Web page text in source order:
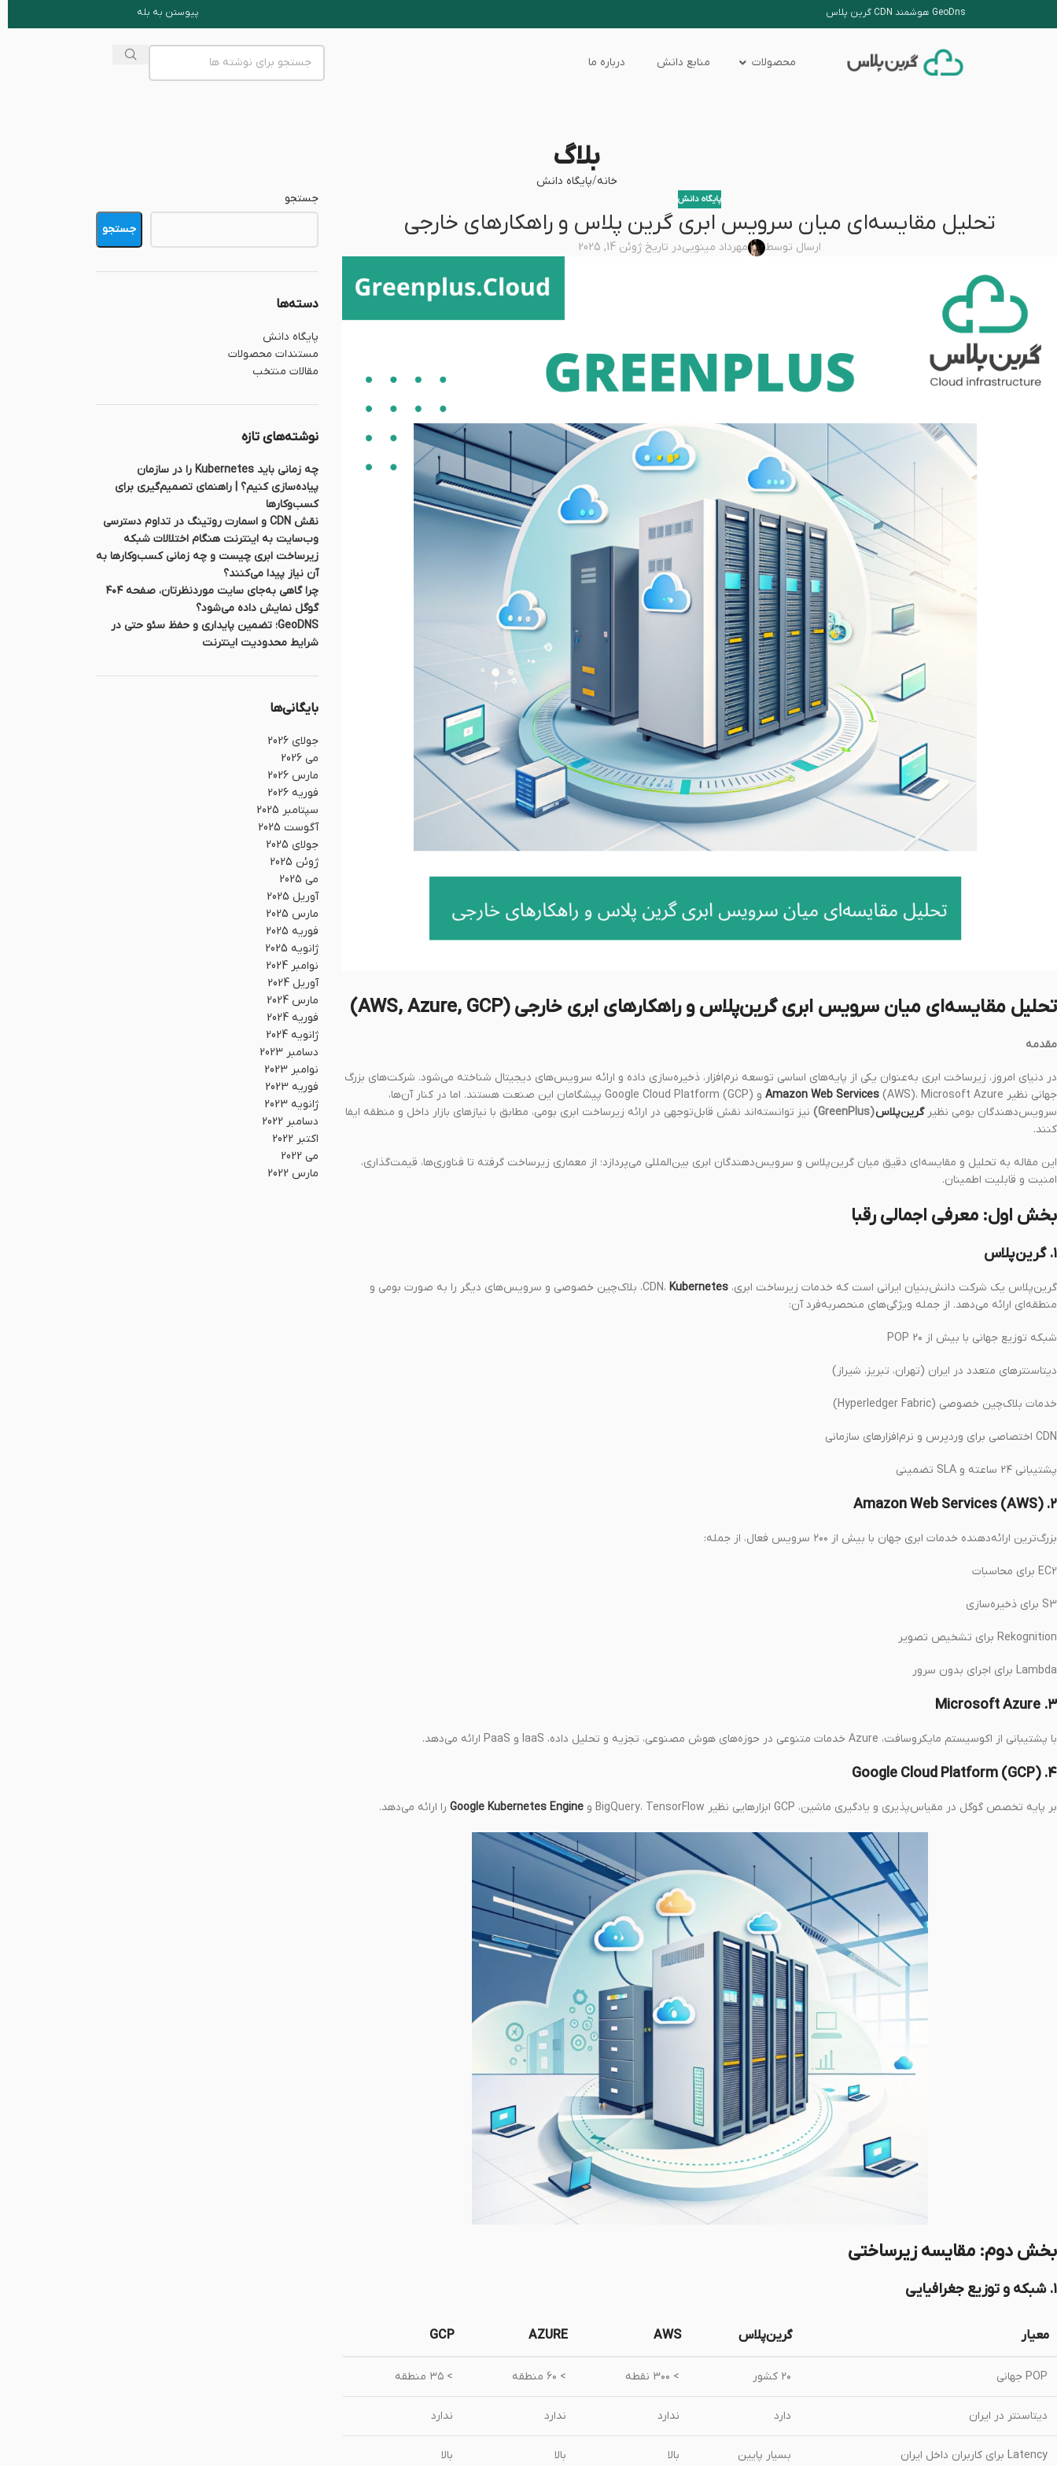
GeoDns هوشمند CDN گرین پلاس پیوستن به بله
محصولات منابع دانش درباره ما
بلاگ
خانه پایگاه دانش
پایگاه دانش
تحلیل مقایسه‌ای میان سرویس ابری گرین پلاس و راهکارهای خارجی
ارسال توسط مهرداد مینوییدر تاریخ ژوئن 14, 2025
تحلیل مقایسه‌ای میان سرویس ابری گرین‌پلاس و راهکارهای ابری خارجی (AWS, Azure, GCP)
مقدمه
در دنیای امروز، زیرساخت ابری به‌عنوان یکی از پایه‌های اساسی توسعه نرم‌افزار، ذخیره‌سازی داده و ارائه سرویس‌های دیجیتال شناخته می‌شود. شرکت‌های بزرگ
جهانی نظیر
Amazon Web Services
(AWS)، Microsoft Azure و Google Cloud Platform (GCP) پیشگامان این صنعت هستند. اما در کنار آن‌ها،
سرویس‌دهندگان بومی نظیرگرین‌پلاس(GreenPlus)
نیز توانسته‌اند نقش قابل‌توجهی در ارائه زیرساخت ابری بومی، مطابق با نیازهای بازار داخل و منطقه ایفا
کنند.
این مقاله به تحلیل و مقایسه‌ای دقیق میان گرین‌پلاس و سرویس‌دهندگان ابری بین‌المللی می‌پردازد؛ از معماری زیرساخت گرفته تا فناوری‌ها، قیمت‌گذاری،
امنیت و قابلیت اطمینان.
بخش اول: معرفی اجمالی رقبا
۱. گرین‌پلاس
گرین‌پلاس یک شرکت دانش‌بنیان ایرانی است که خدمات زیرساخت ابری، CDN، Kubernetes
، بلاک‌چین خصوصی و سرویس‌های دیگر را به صورت بومی و
منطقه‌ای ارائه می‌دهد. از جمله ویژگی‌های منحصربه‌فرد آن:
شبکه توزیع جهانی با بیش از ۲۰ POP
دیتاسنترهای متعدد در ایران (تهران، تبریز، شیراز)
خدمات بلاک‌چین خصوصی (Hyperledger Fabric)
CDN اختصاصی برای وردپرس و نرم‌افزارهای سازمانی
پشتیبانی ۲۴ ساعته و SLA تضمینی
۲. Amazon Web Services (AWS)
بزرگ‌ترین ارائه‌دهنده خدمات ابری جهان با بیش از ۲۰۰ سرویس فعال، از جمله:
EC2 برای محاسبات
S3 برای ذخیره‌سازی
Rekognition برای تشخیص تصویر
Lambda برای اجرای بدون سرور
۳. Microsoft Azure
با پشتیبانی از اکوسیستم مایکروسافت، Azure خدمات متنوعی در حوزه‌های هوش مصنوعی، تجزیه و تحلیل داده، IaaS و PaaS ارائه می‌دهد.
۴. Google Cloud Platform (GCP)
بر پایه تخصص گوگل در مقیاس‌پذیری و یادگیری ماشین، GCP ابزارهایی نظیر BigQuery، TensorFlow و Google Kubernetes Engine را ارائه می‌دهد.
بخش دوم: مقایسه زیرساختی
۱. شبکه و توزیع جغرافیایی
معیار گرین‌پلاس AWS
AZURE
GCP
POP جهانی ۲۰ کشور > ۳۰۰ نقطه > ۶۰ منطقه > ۳۵ منطقه
دیتاسنتر در ایران دارد ندارد ندارد ندارد
Latency برای کاربران داخل ایران بسیار پایین بالا بالا بالا
جستجو
جستجو
دسته‌ها
پایگاه دانش
مستندات محصولات
مقالات منتخب
نوشته‌های تازه
چه زمانی باید Kubernetes را در سازمان
پیاده‌سازی کنیم؟ | راهنمای تصمیم‌گیری برای
کسب‌وکارها
نقش CDN و اسمارت روتینگ در تداوم دسترسی
وب‌سایت به اینترنت هنگام اختلالات شبکه
زیرساخت ابری چیست و چه زمانی کسب‌وکارها به
آن نیاز پیدا می‌کنند؟
چرا گاهی به‌جای سایت موردنظرتان، صفحه ۴۰۴
گوگل نمایش داده می‌شود؟
GeoDNS؛ تضمین پایداری و حفظ سئو حتی در
شرایط محدودیت اینترنت
بایگانی‌ها
جولای 2026
می 2026
مارس 2026
فوریه 2026
سپتامبر 2025
آگوست 2025
جولای 2025
ژوئن 2025
می 2025
آوریل 2025
مارس 2025
فوریه 2025
ژانویه 2025
نوامبر 2024
آوریل 2024
مارس 2024
فوریه 2024
ژانویه 2024
دسامبر 2023
نوامبر 2023
فوریه 2023
ژانویه 2023
دسامبر 2022
اکتبر 2022
می 2022
مارس 2022